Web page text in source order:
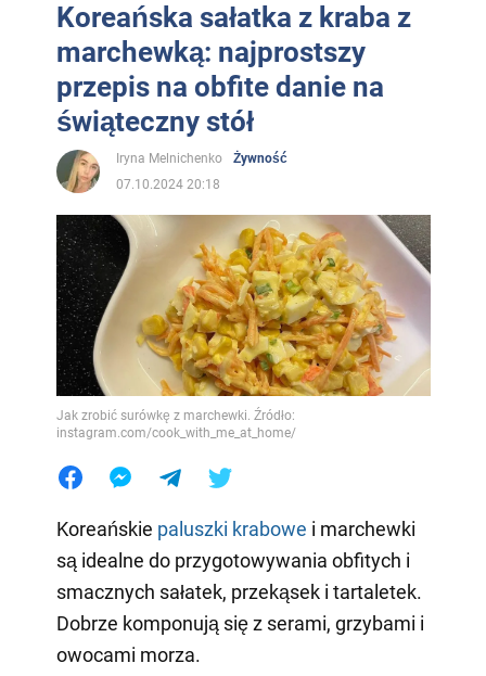
Koreańska sałatka z kraba z
marchewką: najprostszy
przepis na obfite danie na
świąteczny stół
Iryna Melnichenko
Żywność
07.10.2024 20:18
Jak zrobić surówkę z marchewki. Źródło:
instagram.com/cook_with_me_at_home/
Koreańskie paluszki krabowe i marchewki
są idealne do przygotowywania obfitych i
smacznych sałatek, przekąsek i tartaletek.
Dobrze komponują się z serami, grzybami i
owocami morza.